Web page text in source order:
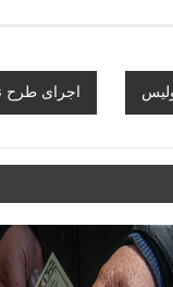
اجرای طرح